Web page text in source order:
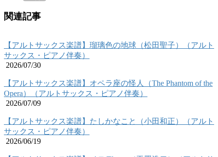
関連記事
【アルトサックス楽譜】瑠璃色の地球（松田聖子）（アルト
サックス・ピアノ伴奏）
2026/07/30
【アルトサックス楽譜】オペラ座の怪人（The Phantom of the
Opera）（アルトサックス・ピアノ伴奏）
2026/07/09
【アルトサックス楽譜】たしかなこと（小田和正）（アルト
サックス・ピアノ伴奏）
2026/06/19